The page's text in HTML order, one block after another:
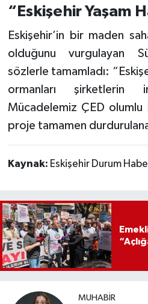
“Eskişehir Yaşam
Eskişehir’in bir maden
olduğunu vurgulayan
sözlerle tamamladı:
ormanları şirketlerin
Mücadelemiz ÇED olumlu
proje tamamen
Kaynak: Eskişehir Durum
MUHABIR